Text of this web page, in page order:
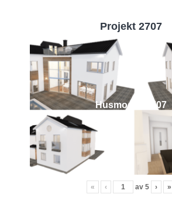
Projekt 2707
Husmodell 2707
« ‹ av 5 › »